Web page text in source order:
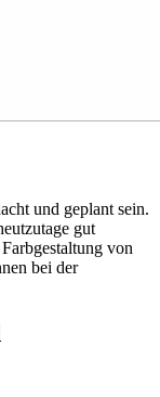
und geplant sein.
gut
von
bei der